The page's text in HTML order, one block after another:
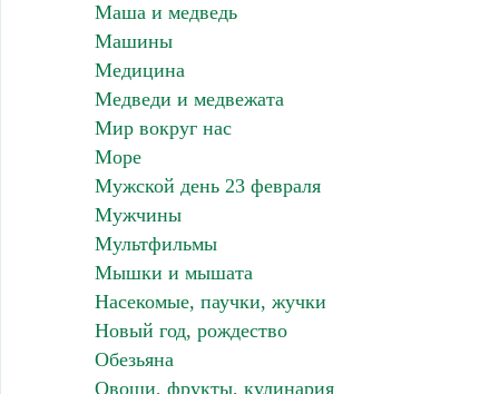
Маша и медведь
Машины
Медицина
Медведи и медвежата
Мир вокруг нас
Море
Мужской день 23 февраля
Мужчины
Мультфильмы
Мышки и мышата
Насекомые, паучки, жучки
Новый год, рождество
Обезьяна
Овощи, фрукты, кулинария